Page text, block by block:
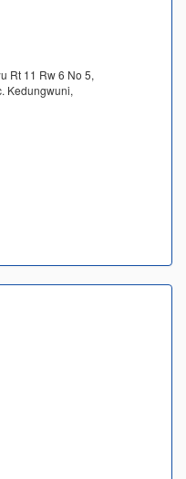
Rt 11 Rw 6 No 5,
Kedungwuni,